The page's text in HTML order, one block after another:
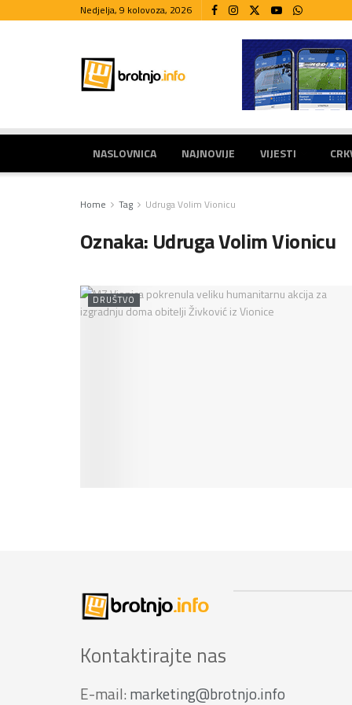
Nedjelja, 9 kolovoza, 2026
NASLOVNICA NAJNOVIJE VIJESTI
Home Tag Udruga Volim Vionicu
Oznaka: Udruga Volim Vionicu
DRUŠTVO
Kontaktirajte nas
E-mail: marketing@brotnjo.info